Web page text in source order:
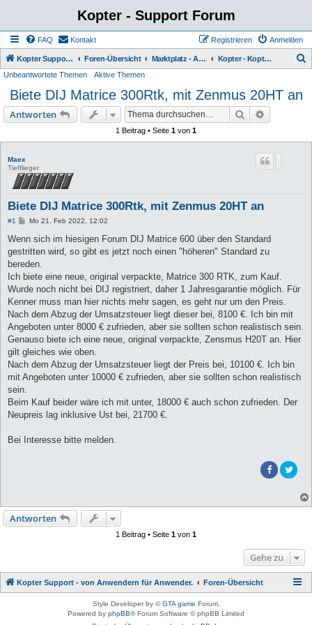
Kopter - Support Forum
FAQ Kontakt Anmelden
Registrieren
Kopter Support - von Anwendern für Anwender. Foren-Übersicht Marktplatz - Angebote von Usern Kopter - Kopter Bausätze
Unbeantwortete Themen Aktive Themen
Biete DIJ Matrice 300Rtk, mit Zenmus 20HT an
Antworten Suche
1 Beitrag • Seite 1 von 1
Maex
Tiefflieger
Biete DIJ Matrice 300Rtk, mit Zenmus 20HT an
#1
B
i
r
a
Mo 21. Feb 2022, 12:02
Wenn sich im hiesigen Forum DIJ Matrice 600 über den Standard
gestritten wird, so gibt es jetzt noch einen "höheren" Standard zu
bereden.
Ich biete eine neue, original verpackte, Matrice 300 RTK, zum Kauf.
Wurde noch nicht bei DIJ registriert, daher 1 Jahresgarantie möglich. Für
Kenner muss man hier nichts mehr sagen, es geht nur um den Preis.
Nach dem Abzug der Umsatzsteuer liegt dieser bei, 8100 €. Ich bin mit
Angeboten unter 8000 € zufrieden, aber sie sollten schon realistisch sein.
Genauso biete ich eine neue, original verpackte, Zensmus H20T an. Hier
gilt gleiches wie oben.
Nach dem Abzug der Umsatzsteuer liegt der Preis bei, 10100 €. Ich bin
mit Angeboten unter 10000 € zufrieden, aber sie sollten schon realistisch
sein.
Beim Kauf beider wäre ich mit unter, 18000 € auch schon zufrieden. Der
Neupreis lag inklusive Ust bei, 21700 €.
Bei Interesse bitte melden.
Antworten
1 Beitrag • Seite 1 von 1
Gehe zu
Kopter Support - von Anwendern für Anwender. Foren-Übersicht
Style Developer by ©GTA game Forum.
Powered by phpBB® Forum Software © phpBB Limited